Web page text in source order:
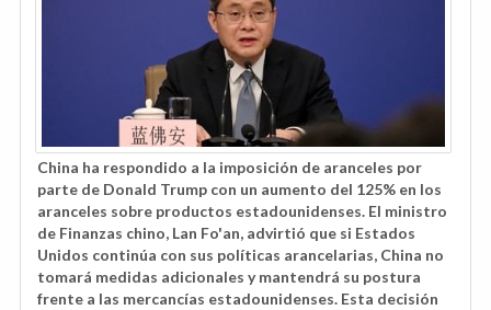
China ha respondido a la imposición de aranceles por
parte de Donald Trump con un aumento del 125% en los
aranceles sobre productos estadounidenses. El ministro
de Finanzas chino, Lan Fo'an, advirtió que si Estados
Unidos continúa con sus políticas arancelarias, China no
tomará medidas adicionales y mantendrá su postura
frente a las mercancías estadounidenses. Esta decisión